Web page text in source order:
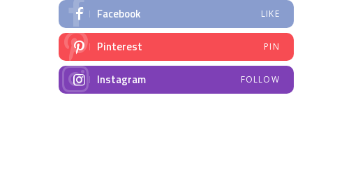
Facebook LIKE
Pinterest PIN
Instagram FOLLOW